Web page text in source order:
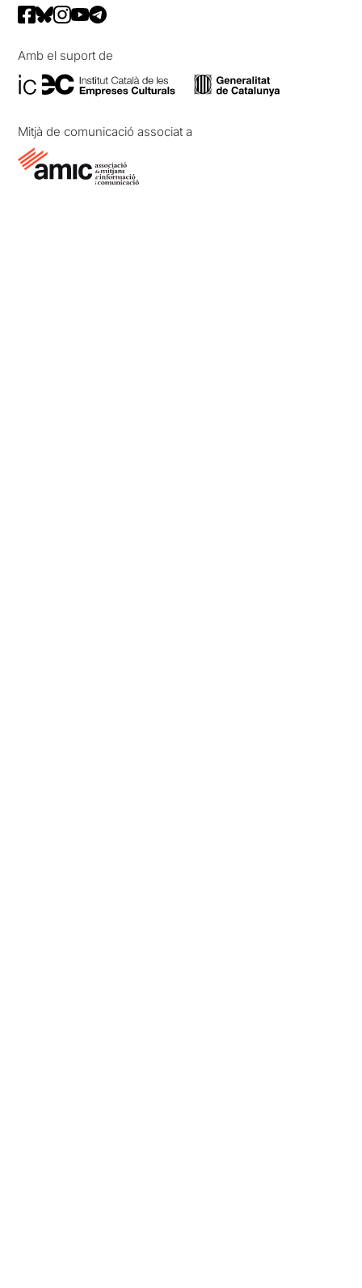
Amb el suport de
Mitjà de comunicació associat a